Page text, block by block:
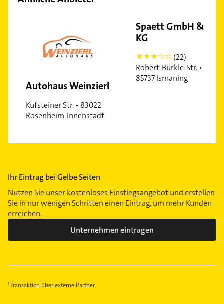
Moosach
Obermenzing
Obersendling
Ramersdorf
Riem
Schwabing
Schwanthalerhöhe
Trudering
Autohaus Weinzierl
Kufsteiner Str. • 83022
Rosenheim-Innenstadt
Spaett GmbH & Co.
KG
3
(22)
Robert-Bürkle-Str. •
85737 Ismaning
Ihr Eintrag bei Gelbe Seiten
Nutzen Sie unser kostenloses Einstiegsangebot und erstellen
Sie in nur wenigen Schritten einen Eintrag, um mehr Kunden
erreichen.
Unternehmen eintragen
Transaktion über externe Partner